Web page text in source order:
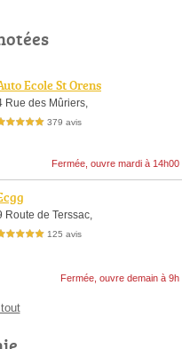
Ecole St Orens
Rue des Mûriers,
étoiles sur 5 379 avis
Fermée, ouvre mardi à 14h00
Route de Terssac,
étoiles sur 5 125 avis
Fermée, ouvre demain à 9h